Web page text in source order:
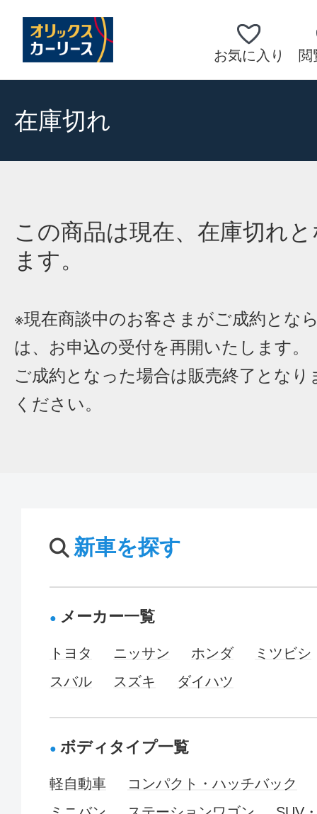
お気に入り 閲
在庫切れ
この商品は現在、在庫切れ
ます。
※現在商談中のお客さまがご成約とな
は、お申込の受付を再開いたします。
ご成約となった場合は販売終了となり
ください。
新車を探す
メーカー一覧
トヨタ ニッサン ホンダ
ミツビシ
スバル
スズキ ダイハツ
ボディタイプ一覧
軽自動車
コンパクト・ハッチバック